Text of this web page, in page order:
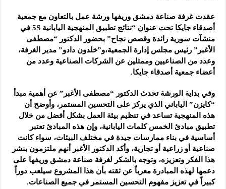
عقدت غرفة صناعة دمشق وريفها ورشة عمل بالتعاون مع جمعية
أصدقاء جايكا تحت عنوان “نتائج تطبيق المنهجية اليابانية 5S في
منشآت سورية رائدة وقصص نجاح” بحضور الدكتور “مصطفى
الأغبر” رئيس مجلس إدارة الجمعية،و”خلدون دادو” مدير الغرفة،
وعدد من الصناعيين وممثلين عن الشركات الصناعية وعدد من
أعضاء جمعية أصدقاء جايكا.
وفي بداية الورشة تحدث الدكتور “مصطفى الأغبر” عن أهمية مبدأ
“كايزن” الياباني الذي يركز على التحسين المستمر، وأوضح أن
هذه المنهجية تساعد في تنظيم بيئة العمل بشكل أفضل من خلال
تطبيق مبادئ الخمس كلمات اليابانية، وإن هذه المبادئ تعتبر
أساسية في بناء ممارسات جيدة في مختلف البيئات، سواء كانت
صناعية أو زراعية أو تجارية، وأكد الدكتور الأغبر أنهم ملتزمون بنشر
هذا الفكر وتعزيزه، وتوجه بالشكر لغرفة صناعة دمشق وريفها على
دعمها لهذه المبادرة معرباً عن ثقته بأن هذا المشروع سيلعب دوراً
كبيراً في تعزيز مفهوم التحسين المستمر في جميع الصناعات.